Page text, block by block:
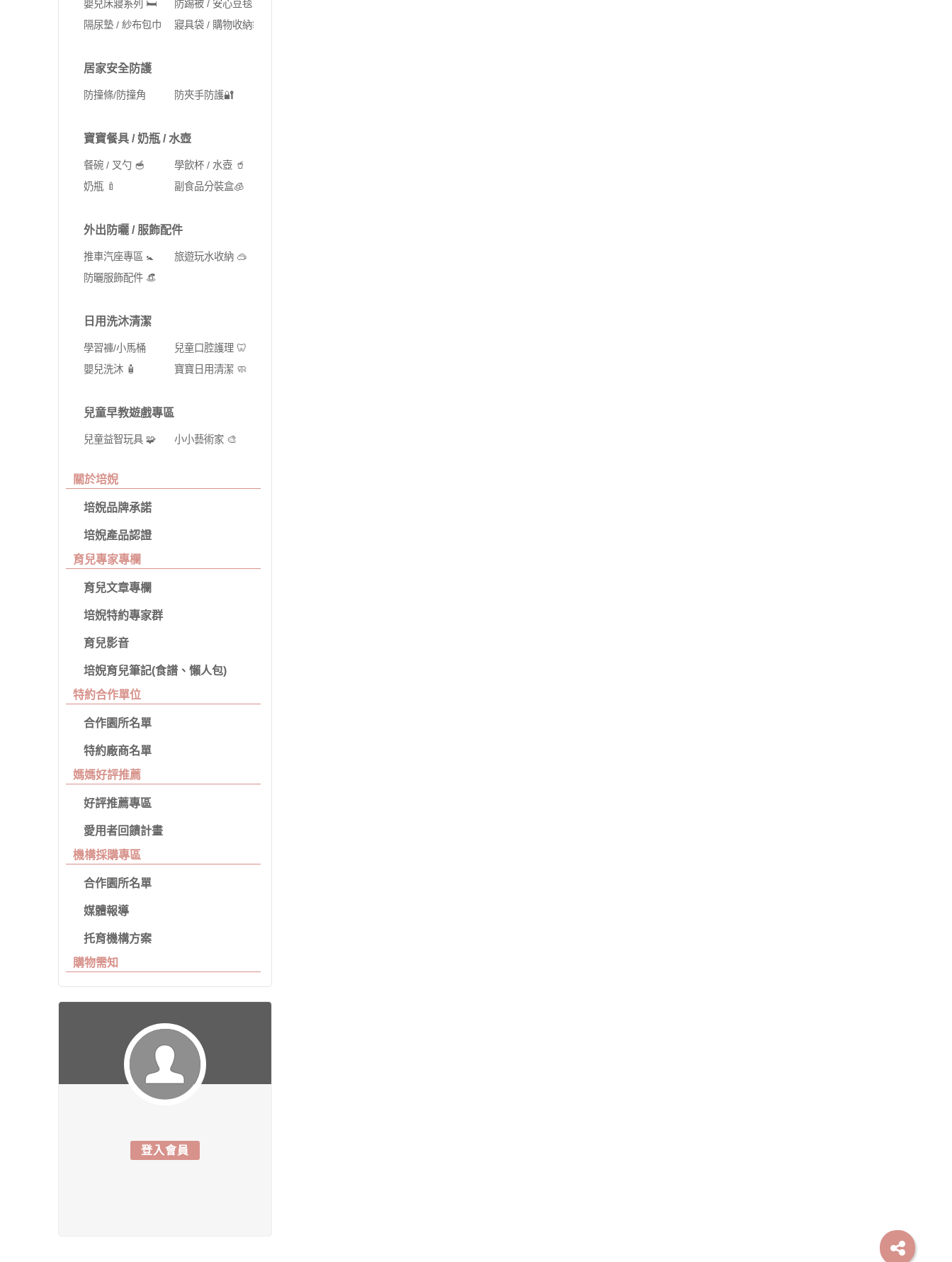
嬰兒床寢系列 🛏️
防踢被 / 安心豆毯
隔尿墊 / 紗布包巾
寢具袋 / 購物收納袋 🛍️
居家安全防護
防撞條/防撞角 防夾手防護🔐
寶寶餐具 / 奶瓶 / 水壺
餐碗 / 叉勺 🥣
學飲杯 / 水壺 🥤
奶瓶 🍼
副食品分裝盒🧊
外出防曬 / 服飾配件
推車汽座專區 🚼
旅遊玩水收納 🥽
防曬服飾配件 👒
日用洗沐清潔
學習褲/小馬桶
兒童口腔護理 🦷
嬰兒洗沐 🧴
寶寶日用清潔 🧼
兒童早教遊戲專區
兒童益智玩具 🧩 小小藝術家 🎨
關於培婗
培婗品牌承諾
培婗產品認證
育兒專家專欄
育兒文章專欄
培婗特約專家群
育兒影音
培婗育兒筆記(食譜、懶人包)
特約合作單位
合作園所名單
特約廠商名單
媽媽好評推薦
好評推薦專區
愛用者回饋計畫
機構採購專區
合作園所名單
媒體報導
托育機構方案
購物需知
登入會員